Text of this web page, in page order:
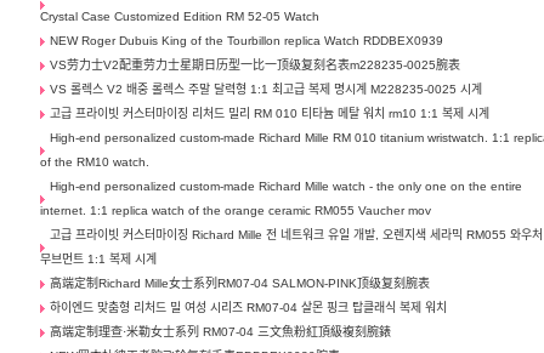
Crystal Case Customized Edition RM 52-05 Watch
NEW Roger Dubuis King of the Tourbillon replica Watch RDDBEX0939
VS劳力士V2配重劳力士星期日历型一比一顶级复刻名表m228235-0025腕表
VS 롤렉스 V2 배중 롤렉스 주말 달력형 1:1 최고급 복제 명시계 M228235-0025 시계
고급 프라이빗 커스터마이징 리처드 밀리 RM 010 티타늄 메탈 워치 rm10 1:1 복제 시계
High-end personalized custom-made Richard Mille RM 010 titanium wristwatch. 1:1
of the RM10 watch.
High-end personalized custom-made Richard Mille watch - the only one on the entire
internet. 1:1 replica watch of the orange ceramic RM055 Vaucher mov
고급 프라이빗 커스터마이징 Richard Mille 전 네트워크 유일 개발, 오렌지색 세라믹 RM055 와우처
무브먼트 1:1 복제 시계
高端定制Richard Mille女士系列RM07-04 SALMON-PINK顶级复刻腕表
하이엔드 맞춤형 리처드 밀 여성 시리즈 RM07-04 살몬 핑크 탑클래식 복제 워치
高端定制理查·米勒女士系列 RM07-04 三文魚粉紅頂級複刻腕錶